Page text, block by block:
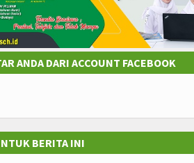
ANDA DARI ACCOUNT FACEBOOK
BERITA INI